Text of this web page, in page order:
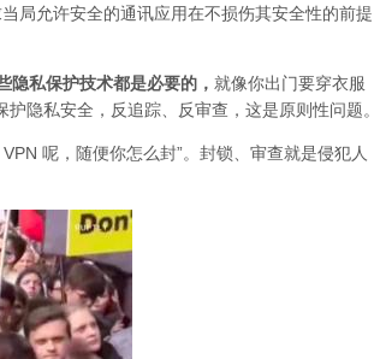
局允许安全的通讯应用在不损伤其安全性的前提
隐私保护技术都是必要的， 就像你出门要穿衣服
隐私安全，反追踪、反审查，这是原则性问题。
VPN 呢，随便你怎么封”。封锁、审查就是侵犯人